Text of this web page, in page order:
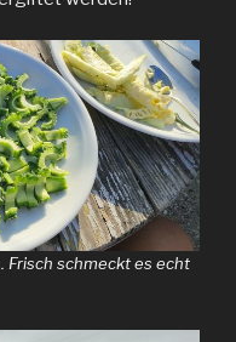
Frisch schmeckt es echt